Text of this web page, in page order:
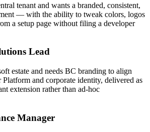
tenant and wants a branded, consistent,
— with the ability to tweak colors, logos
a setup page without filing a developer
Lead
estate and needs BC branding to align
and corporate identity, delivered as
extension rather than ad-hoc
Manager